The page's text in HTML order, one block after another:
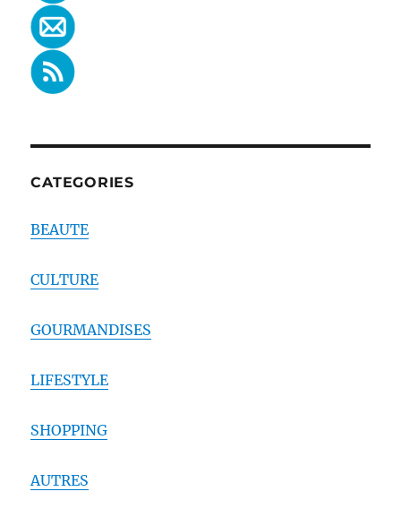
CATEGORIES
BEAUTE
CULTURE
GOURMANDISES
LIFESTYLE
SHOPPING
AUTRES